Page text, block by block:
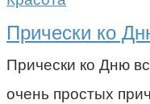
Прически ко
Прически ко Дню
очень простых